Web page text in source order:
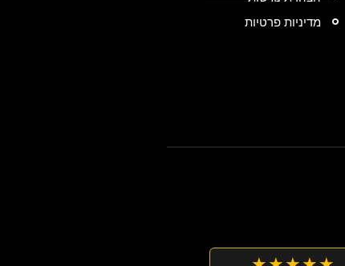
מדיניות פרטיות